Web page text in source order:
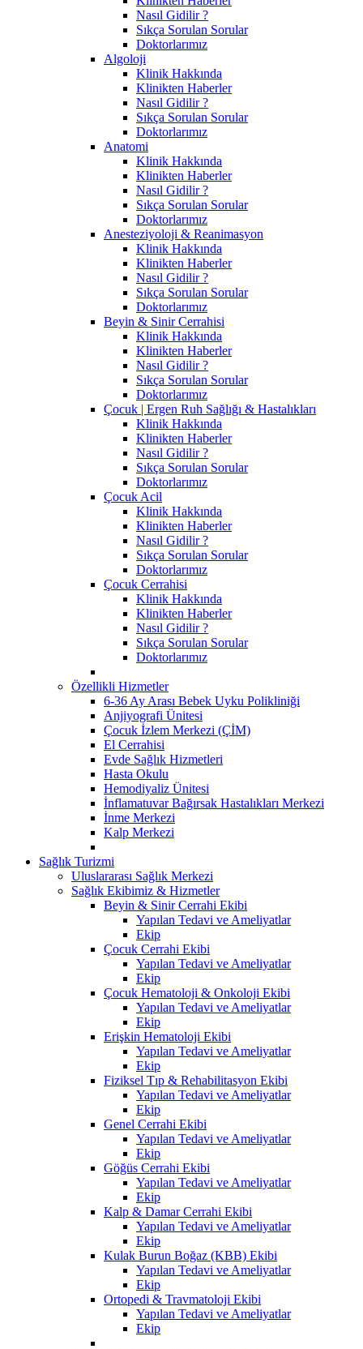
Nasıl Gidilir ?
Sıkça Sorulan Sorular
Doktorlarımız
Algoloji
Klinik Hakkında
Klinikten Haberler
Nasıl Gidilir ?
Sıkça Sorulan Sorular
Doktorlarımız
Anatomi
Klinik Hakkında
Klinikten Haberler
Nasıl Gidilir ?
Sıkça Sorulan Sorular
Doktorlarımız
Anesteziyoloji & Reanimasyon
Klinik Hakkında
Klinikten Haberler
Nasıl Gidilir ?
Sıkça Sorulan Sorular
Doktorlarımız
Beyin & Sinir Cerrahisi
Klinik Hakkında
Klinikten Haberler
Nasıl Gidilir ?
Sıkça Sorulan Sorular
Doktorlarımız
Çocuk | Ergen Ruh Sağlığı & Hastalıkları
Klinik Hakkında
Klinikten Haberler
Nasıl Gidilir ?
Sıkça Sorulan Sorular
Doktorlarımız
Çocuk Acil
Klinik Hakkında
Klinikten Haberler
Nasıl Gidilir ?
Sıkça Sorulan Sorular
Doktorlarımız
Çocuk Cerrahisi
Klinik Hakkında
Klinikten Haberler
Nasıl Gidilir ?
Sıkça Sorulan Sorular
Doktorlarımız
Özellikli Hizmetler
6-36 Ay Arası Bebek Uyku Polikliniği
Anjiyografi Ünitesi
Çocuk İzlem Merkezi (ÇİM)
El Cerrahisi
Evde Sağlık Hizmetleri
Hasta Okulu
Hemodiyaliz Ünitesi
İnflamatuvar Bağırsak Hastalıkları Merkezi
İnme Merkezi
Kalp Merkezi
Sağlık Turizmi
Uluslararası Sağlık Merkezi
Sağlık Ekibimiz & Hizmetler
Beyin & Sinir Cerrahi Ekibi
Yapılan Tedavi ve Ameliyatlar
Ekip
Çocuk Cerrahi Ekibi
Yapılan Tedavi ve Ameliyatlar
Ekip
Çocuk Hematoloji & Onkoloji Ekibi
Yapılan Tedavi ve Ameliyatlar
Ekip
Erişkin Hematoloji Ekibi
Yapılan Tedavi ve Ameliyatlar
Ekip
Fiziksel Tıp & Rehabilitasyon Ekibi
Yapılan Tedavi ve Ameliyatlar
Ekip
Genel Cerrahi Ekibi
Yapılan Tedavi ve Ameliyatlar
Ekip
Göğüs Cerrahi Ekibi
Yapılan Tedavi ve Ameliyatlar
Ekip
Kalp & Damar Cerrahi Ekibi
Yapılan Tedavi ve Ameliyatlar
Ekip
Kulak Burun Boğaz (KBB) Ekibi
Yapılan Tedavi ve Ameliyatlar
Ekip
Ortopedi & Travmatoloji Ekibi
Yapılan Tedavi ve Ameliyatlar
Ekip